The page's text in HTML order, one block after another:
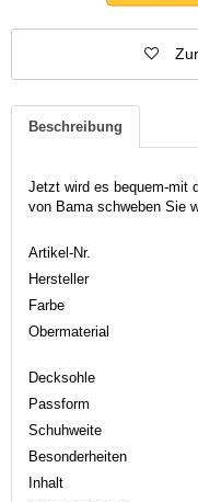
Beschreibung
Jetzt wird es bequem-mit
von Bama schweben Sie
Artikel-Nr.
Hersteller
Farbe
Obermaterial
Decksohle
Passform
Schuhweite
Besonderheiten
Inhalt